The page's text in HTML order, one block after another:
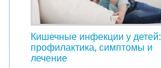
Кишечные инфекции у детей:
профилактика, симптомы и
лечение